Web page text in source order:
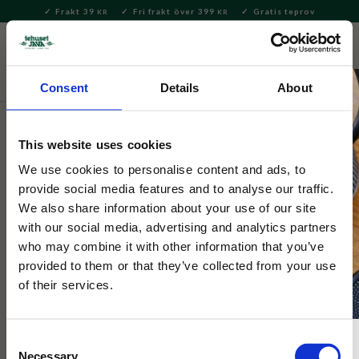
Consent Details About
This website uses cookies
We use cookies to personalise content and ads, to
provide social media features and to analyse our traffic.
We also share information about your use of our site
with our social media, advertising and analytics partners
who may combine it with other information that you’ve
provided to them or that they’ve collected from your use
of their services.
Necessary
Meny
Frakt 39 KR Fri frakt över 399 KR Gratis teprov
Hem & Inredningsdetaljer
Selected by Tehuset Java
Hand Cream Bitter Orange 75ml
Lyxig handkräm med olivolja, argan och sheasmör. Återfuktar,
vårdar och gör händerna mjuka, sammetslena och väldoftande.